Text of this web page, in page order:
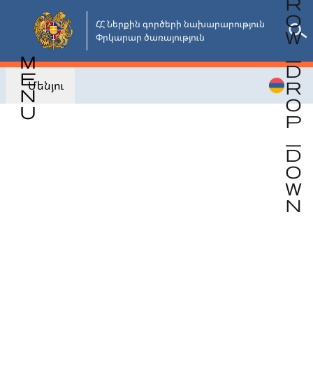
հիմնական
բովանդակությանը
ՀՀ Ներքին գործերի նախարարություն
Փրկարար ծառայություն
Մենյու